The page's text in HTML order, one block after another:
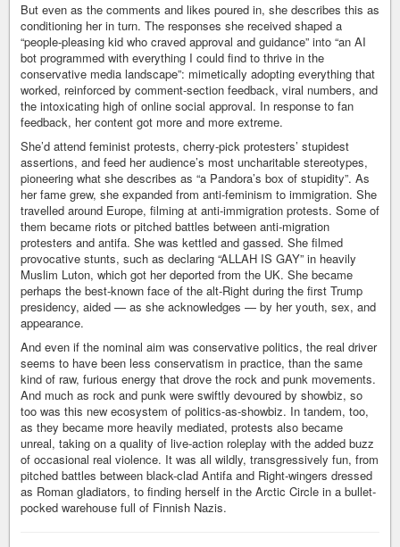
But even as the comments and likes poured in, she describes this as
conditioning her in turn. The responses she received shaped a
“people-pleasing kid who craved approval and guidance” into “an AI
bot programmed with everything I could find to thrive in the
conservative media landscape”: mimetically adopting everything that
worked, reinforced by comment-section feedback, viral numbers, and
the intoxicating high of online social approval. In response to fan
feedback, her content got more and more extreme.
She’d attend feminist protests, cherry-pick protesters’ stupidest
assertions, and feed her audience’s most uncharitable stereotypes,
pioneering what she describes as “a Pandora’s box of stupidity”. As
her fame grew, she expanded from anti-feminism to immigration. She
travelled around Europe, filming at anti-immigration protests. Some of
them became riots or pitched battles between anti-migration
protesters and antifa. She was kettled and gassed. She filmed
provocative stunts, such as declaring “ALLAH IS GAY” in heavily
Muslim Luton, which got her deported from the UK. She became
perhaps the best-known face of the alt-Right during the first Trump
presidency, aided — as she acknowledges — by her youth, sex, and
appearance.
And even if the nominal aim was conservative politics, the real driver
seems to have been less conservatism in practice, than the same
kind of raw, furious energy that drove the rock and punk movements.
And much as rock and punk were swiftly devoured by showbiz, so
too was this new ecosystem of politics-as-showbiz. In tandem, too,
as they became more heavily mediated, protests also became
unreal, taking on a quality of live-action roleplay with the added buzz
of occasional real violence. It was all wildly, transgressively fun, from
pitched battles between black-clad Antifa and Right-wingers dressed
as Roman gladiators, to finding herself in the Arctic Circle in a bullet-
pocked warehouse full of Finnish Nazis.